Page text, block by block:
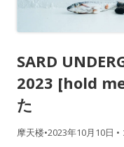
SARD
2023 [hold
た
摩天楼•2023年10月10日 •